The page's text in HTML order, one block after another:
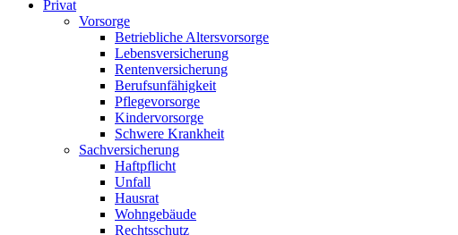
Privat
Vorsorge
Betriebliche Altersvorsorge
Lebensversicherung
Rentenversicherung
Berufsunfähigkeit
Pflegevorsorge
Kindervorsorge
Schwere Krankheit
Sachversicherung
Haftpflicht
Unfall
Hausrat
Wohngebäude
Rechtsschutz